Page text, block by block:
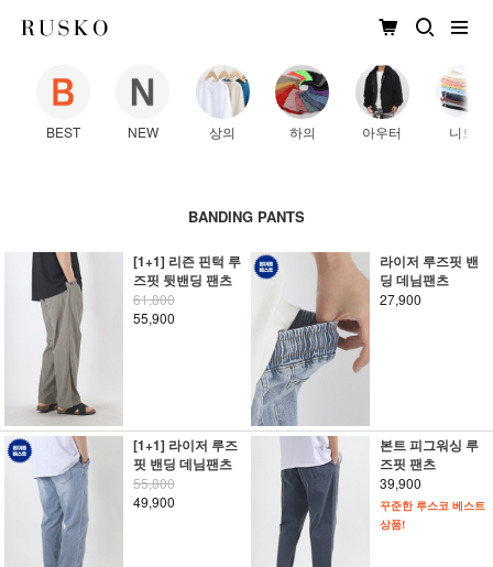
BEST NEW 상의 하의 아우터 니트
BANDING PANTS
[1+1] 리즌 핀턱 루
즈핏 뒷밴딩 팬츠
61,800
55,900
라이저 루즈핏 밴
딩 데님팬츠
27,900
[1+1] 라이저 루즈
핏 밴딩 데님팬츠
55,800
49,900
본트 피그워싱 루
즈핏 팬츠
39,900
꾸준한 루스코 베스트
상품!